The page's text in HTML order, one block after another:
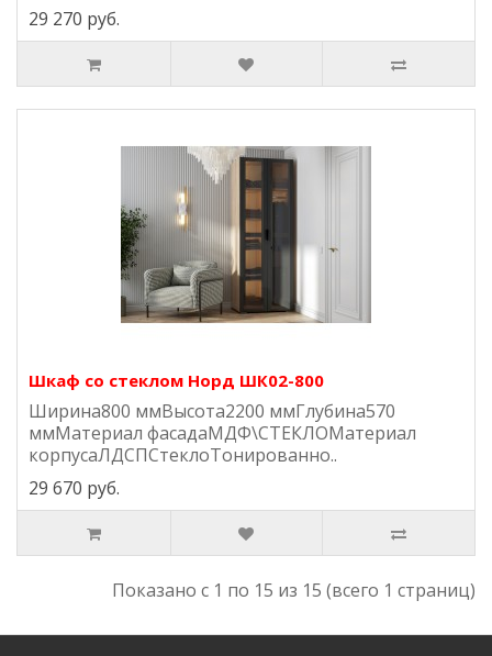
29 270 руб.
Шкаф со стеклом Норд ШК02-800
Ширина800 ммВысота2200 ммГлубина570
ммМатериал фасадаМДФ\СТЕКЛОМатериал
корпусаЛДСПСтеклоТонированно..
29 670 руб.
Показано с 1 по 15 из 15 (всего 1 страниц)